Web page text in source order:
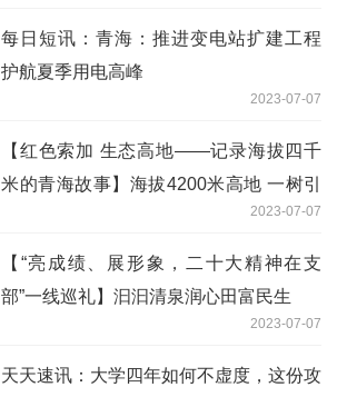
每日短讯：青海：推进变电站扩建工程
护航夏季用电高峰
2023-07-07
【红色索加 生态高地——记录海拔四千
米的青海故事】海拔4200米高地 一树引
2023-07-07
【“亮成绩、展形象，二十大精神在支
部”一线巡礼】汩汩清泉润心田富民生
2023-07-07
天天速讯：大学四年如何不虚度，这份攻